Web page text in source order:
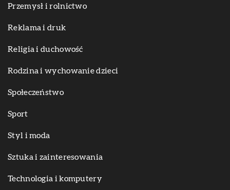
Przemysł i rolnictwo
Reklama i druk
Religia i duchowość
Rodzina i wychowanie dzieci
Społeczeństwo
Sport
Styl i moda
Sztuka i zainteresowania
Technologia i komputery